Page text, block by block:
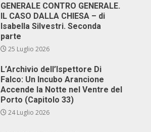
GENERALE CONTRO GENERALE.
IL CASO DALLA CHIESA – di
Isabella Silvestri. Seconda
parte
25 Luglio 2026
L’Archivio dell’Ispettore Di
Falco: Un Incubo Arancione
Accende la Notte nel Ventre del
Porto (Capitolo 33)
24 Luglio 2026